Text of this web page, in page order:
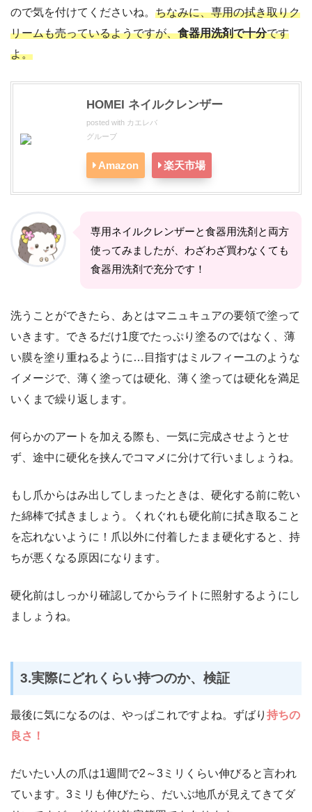
ので気を付けてくださいね。 ちなみに、専用の拭き取りク
リームも売っているようですが、食器用洗剤で十分です
よ。
HOMEI ネイルクレンザー
posted with カエレバ
グルーブ
Amazon 楽天市場
専用ネイルクレンザーと食器用洗剤と両方
使ってみましたが、わざわざ買わなくても
食器用洗剤で充分です！
洗うことができたら、あとはマニュキュアの要領で塗って
いきます。できるだけ1度でたっぷり塗るのではなく、薄
い膜を塗り重ねるように…目指すはミルフィーユのような
イメージで、薄く塗っては硬化、薄く塗っては硬化を満足
いくまで繰り返します。
何らかのアートを加える際も、一気に完成させようとせ
ず、途中に硬化を挟んでコマメに分けて行いましょうね。
もし爪からはみ出してしまったときは、硬化する前に乾い
た綿棒で拭きましょう。くれぐれも硬化前に拭き取ること
を忘れないように！爪以外に付着したまま硬化すると、持
ちが悪くなる原因になります。
硬化前はしっかり確認してからライトに照射するようにし
ましょうね。
3.実際にどれくらい持つのか、検証
最後に気になるのは、やっぱこれですよね。ずばり 持ちの
良さ！
だいたい人の爪は1週間で2～3ミリくらい伸びると言われ
ています。3ミリも伸びたら、だいぶ地爪が見えてきてダ